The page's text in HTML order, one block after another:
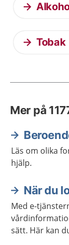
Tobak
Mer på
Läs om olika
hjälp.
När du
Med e-
sätt. Här kan